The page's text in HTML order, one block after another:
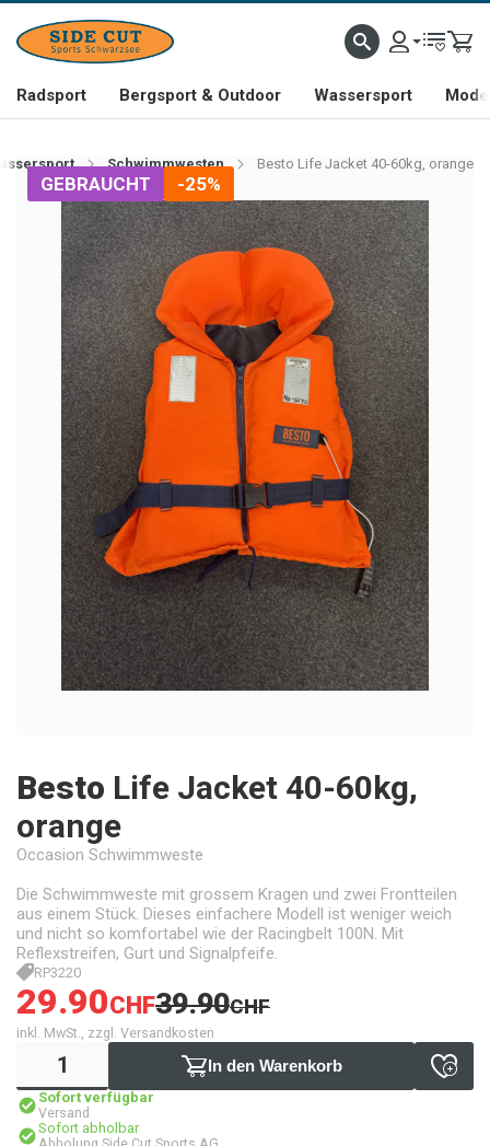
Radsport Bergsport & Outdoor Wassersport
Schwimmwesten Besto Life Jacket 40-60kg, orange
GEBRAUCHT -25%
Besto Life Jacket 40-60kg,
orange
Occasion Schwimmweste
Die Schwimmweste mit grossem Kragen und zwei Frontteilen
aus einem Stück. Dieses einfachere Modell ist weniger weich
und nicht so komfortabel wie der Racingbelt 100N. Mit
Reflexstreifen, Gurt und Signalpfeife.
RP3220
29.90CHF39.90CHF
inkl. MwSt., zzgl. Versandkosten
In den Warenkorb
Sofort verfügbar
Versand
Sofort abholbar